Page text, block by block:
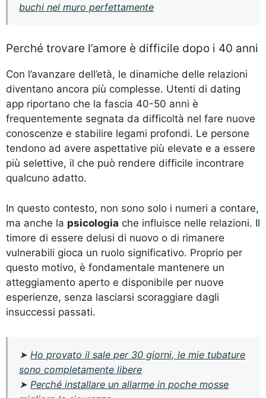
buchi nel muro perfettamente
Perché trovare l’amore è difficile dopo i 40 anni
Con l’avanzare dell’età, le dinamiche delle relazioni
diventano ancora più complesse. Utenti di dating
app riportano che la fascia 40-50 anni è
frequentemente segnata da difficoltà nel fare nuove
conoscenze e stabilire legami profondi. Le persone
tendono ad avere aspettative più elevate e a essere
più selettive, il che può rendere difficile incontrare
qualcuno adatto.
In questo contesto, non sono solo i numeri a contare,
ma anche la psicologia che influisce nelle relazioni. Il
timore di essere delusi di nuovo o di rimanere
vulnerabili gioca un ruolo significativo. Proprio per
questo motivo, è fondamentale mantenere un
atteggiamento aperto e disponibile per nuove
esperienze, senza lasciarsi scoraggiare dagli
insuccessi passati.
➤ Ho provato il sale per 30 giorni, le mie tubature
sono completamente libere
➤ Perché installare un allarme in poche mosse